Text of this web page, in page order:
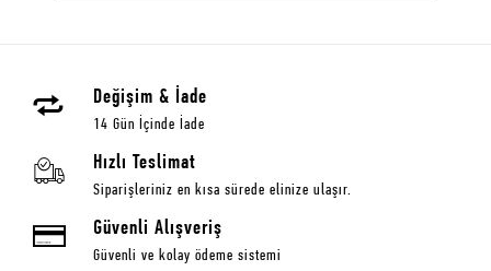
Değişim & İade
14 Gün İçinde İade
Hızlı Teslimat
Siparişleriniz en kısa sürede elinize ulaşır.
Güvenli Alışveriş
Güvenli ve kolay ödeme sistemi